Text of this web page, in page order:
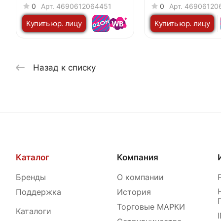
6500K 6000Лм
375x60мм черный IN HOME
0 Арт. 4690612064451
Купить юр. лицу
230В 6500K
375x60мм белый
0 Арт.
Купить юр. лицу
Назад к списку
Каталог
Бренды
Поддержка
Каталоги
Компания
О компании
История
Торговые МАРКИ